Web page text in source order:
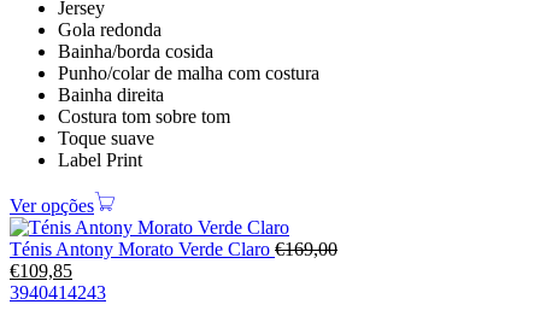
Jersey
Gola redonda
Bainha/borda cosida
Punho/colar de malha com costura
Bainha direita
Costura tom sobre tom
Toque suave
Label Print
Ver opções
Ténis Antony Morato Verde Claro €169,00
€109,85
3940414243